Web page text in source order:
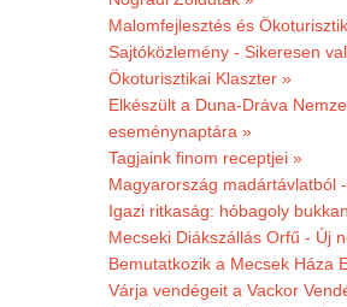
Malomfejlesztés és
Sajtóközlemény - Sikeresen
Ökoturisztikai Klaszter »
Elkészült a Duna-Dráva
eseménynaptára »
Tagjaink finom receptjei »
Magyarország madártávlatból
Igazi ritkaság: hóbagoly
Mecseki Diákszállás Orfű - Új
Bemutatkozik a Mecsek Háza
Várja vendégeit a Vackor